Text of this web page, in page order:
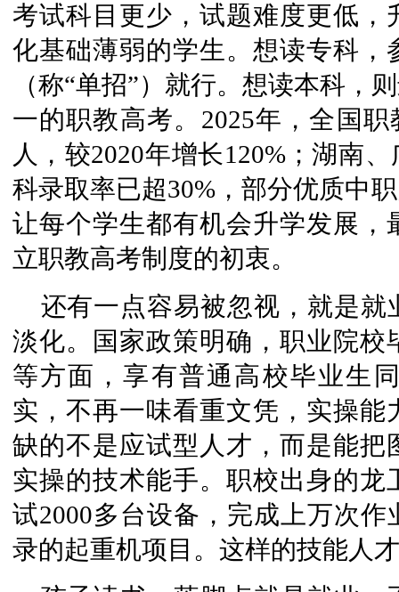
考试科目更少，试题难度更低
化基础薄弱的学生。想读专科
（称“单招”）就行。想读本科，
一的职教高考。2025年，全国
人，较2020年增长120%；湖南
科录取率已超30%，部分优质中
让每个学生都有机会升学发展
立职教高考制度的初衷。
还有一点容易被忽视，就是
淡化。国家政策明确，职业院
等方面，享有普通高校毕业生
实，不再一味看重文凭，实操
缺的不是应试型人才，而是能
实操的技术能手。职校出身的
试2000多台设备，完成上万次
录的起重机项目。这样的技能人